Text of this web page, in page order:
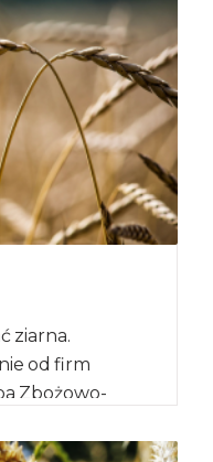
ziarna.
od firm
Zbożowo-